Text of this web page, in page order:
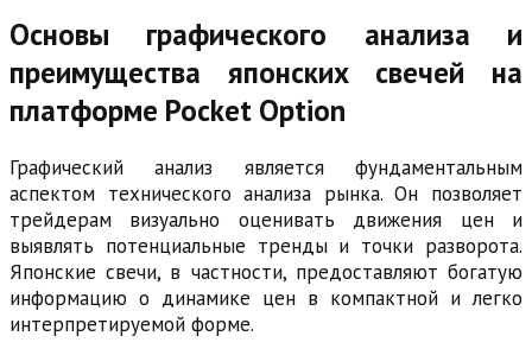
Основы графического анализа и
преимущества японских свечей на
платформе Pocket Option
Графический анализ является фундаментальным
аспектом технического анализа рынка. Он позволяет
трейдерам визуально оценивать движения цен и
выявлять потенциальные тренды и точки разворота.
Японские свечи, в частности, предоставляют богатую
информацию о динамике цен в компактной и легко
интерпретируемой форме.